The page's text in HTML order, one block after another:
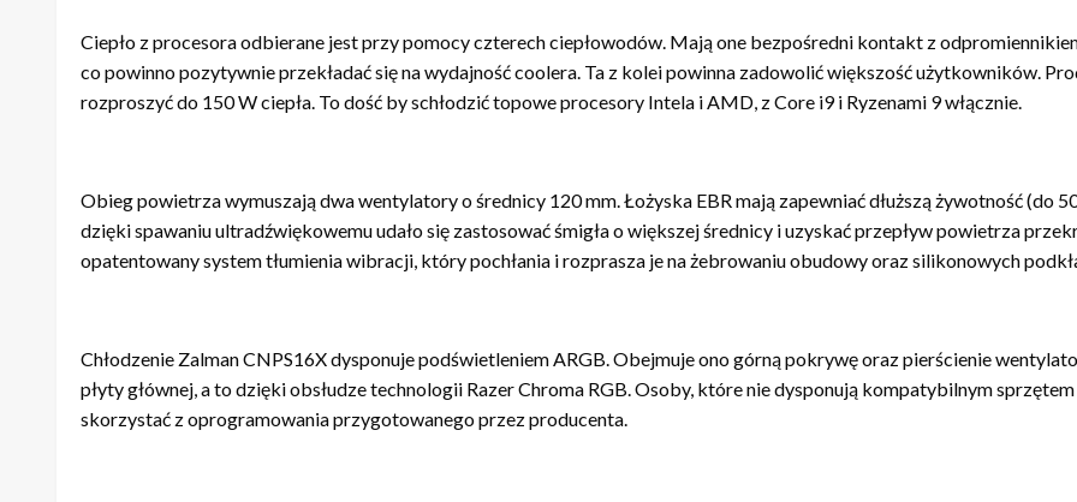
Ciepło z procesora odbierane jest przy pomocy czterech ciepłowodów. Mają one bezpośredni kontakt z
co powinno pozytywnie przekładać się na wydajność coolera. Ta z kolei powinna zadowolić większość użytkowników.
rozproszyć do 150 W ciepła. To dość by schłodzić topowe procesory Intela i AMD, z Core i9 i Ryzenami 9 włącznie.
Obieg powietrza wymuszają dwa wentylatory o średnicy 120 mm. Łożyska EBR mają zapewniać dłuższą żywotność (do
dzięki spawaniu ultradźwiękowemu udało się zastosować śmigła o większej średnicy i uzyskać przepływ powietrza
opatentowany system tłumienia wibracji, który pochłania i rozprasza je na żebrowaniu obudowy oraz silikonowych
Chłodzenie Zalman CNPS16X dysponuje podświetleniem ARGB. Obejmuje ono górną pokrywę oraz pierścienie
płyty głównej, a to dzięki obsłudze technologii Razer Chroma RGB. Osoby, które nie dysponują kompatybilnym
skorzystać z oprogramowania przygotowanego przez producenta.